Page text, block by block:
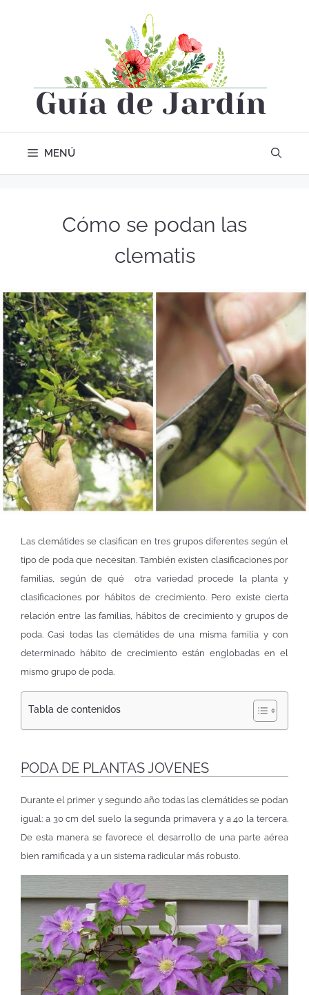
MENÚ
Cómo se podan las
clematis
Las clemátides se clasifican en tres grupos diferentes según el
tipo de poda que necesitan. También existen clasificaciones por
familias, según de qué otra variedad procede la planta y
clasificaciones por hábitos de crecimiento. Pero existe cierta
relación entre las familias, hábitos de crecimiento y grupos de
poda. Casi todas las clemátides de una misma familia y con
determinado hábito de crecimiento están englobadas en el
mismo grupo de poda.
Tabla de contenidos
PODA DE PLANTAS JOVENES
Durante el primer y segundo año todas las clemátides se podan
igual: a 30 cm del suelo la segunda primavera y a 40 la tercera.
De esta manera se favorece el desarrollo de una parte aérea
bien ramificada y a un sistema radicular más robusto.